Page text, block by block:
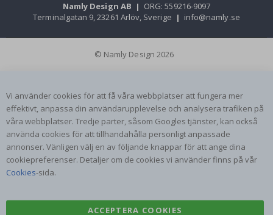
Namly Design AB | ORG: 559216-9097
Terminalgatan 9, 23261 Arlöv, Sverige | info@namly.se
© Namly Design 2026
Vi använder cookies för att få våra webbplatser att fungera mer
effektivt, anpassa din användarupplevelse och analysera trafiken på
våra webbplatser. Tredje parter, såsom Googles tjänster, kan också
använda cookies för att tillhandahålla personligt anpassade
annonser. Vänligen välj en av följande knappar för att ange dina
cookiepreferenser. Detaljer om de cookies vi använder finns på vår
Cookies-sida.
ACCEPTERA COOKIES